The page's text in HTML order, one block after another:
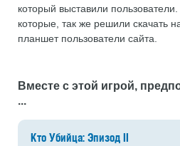
который выставили
которые, так же решили скачать
планшет пользователи сайта.
Вместе с этой игрой,
...
Кто Убийца: Эпизод II